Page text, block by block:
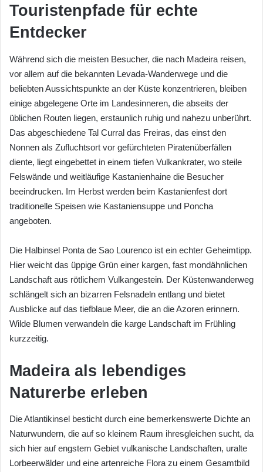
Touristenpfade für echte
Entdecker
Während sich die meisten Besucher, die nach Madeira reisen,
vor allem auf die bekannten Levada-Wanderwege und die
beliebten Aussichtspunkte an der Küste konzentrieren, bleiben
einige abgelegene Orte im Landesinneren, die abseits der
üblichen Routen liegen, erstaunlich ruhig und nahezu unberührt.
Das abgeschiedene Tal Curral das Freiras, das einst den
Nonnen als Zufluchtsort vor gefürchteten Piratenüberfällen
diente, liegt eingebettet in einem tiefen Vulkankrater, wo steile
Felswände und weitläufige Kastanienhaine die Besucher
beeindrucken. Im Herbst werden beim Kastanienfest dort
traditionelle Speisen wie Kastaniensuppe und Poncha
angeboten.
Die Halbinsel Ponta de Sao Lourenco ist ein echter Geheimtipp.
Hier weicht das üppige Grün einer kargen, fast mondähnlichen
Landschaft aus rötlichem Vulkangestein. Der Küstenwanderweg
schlängelt sich an bizarren Felsnadeln entlang und bietet
Ausblicke auf das tiefblaue Meer, die an die Azoren erinnern.
Wilde Blumen verwandeln die karge Landschaft im Frühling
kurzzeitig.
Madeira als lebendiges
Naturerbe erleben
Die Atlantikinsel besticht durch eine bemerkenswerte Dichte an
Naturwundern, die auf so kleinem Raum ihresgleichen sucht, da
sich hier auf engstem Gebiet vulkanische Landschaften, uralte
Lorbeerwälder und eine artenreiche Flora zu einem Gesamtbild